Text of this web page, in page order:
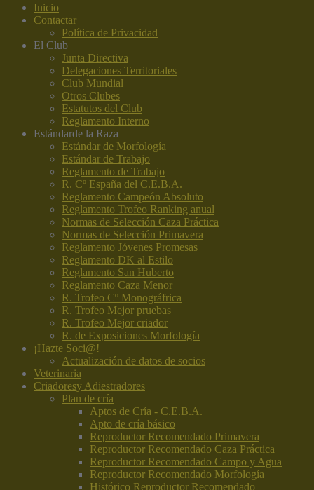
Inicio
Contactar
Política de Privacidad
El Club
Junta Directiva
Delegaciones Territoriales
Club Mundial
Otros Clubes
Estatutos del Club
Reglamento Interno
Estándarde la Raza
Estándar de Morfología
Estándar de Trabajo
Reglamento de Trabajo
R. Cº España del C.E.B.A.
Reglamento Campeón Absoluto
Reglamento Trofeo Ranking anual
Normas de Selección Caza Práctica
Normas de Selección Primavera
Reglamento Jóvenes Promesas
Reglamento DK al Estilo
Reglamento San Huberto
Reglamento Caza Menor
R. Trofeo Cº Monográfrica
R. Trofeo Mejor pruebas
R. Trofeo Mejor criador
R. de Exposiciones Morfología
¡Hazte Soci@!
Actualización de datos de socios
Veterinaria
Criadoresy Adiestradores
Plan de cría
Aptos de Cría - C.E.B.A.
Apto de cría básico
Reproductor Recomendado Primavera
Reproductor Recomendado Caza Práctica
Reproductor Recomendado Campo y Agua
Reproductor Recomendado Morfología
Histórico Reproductor Recomendado